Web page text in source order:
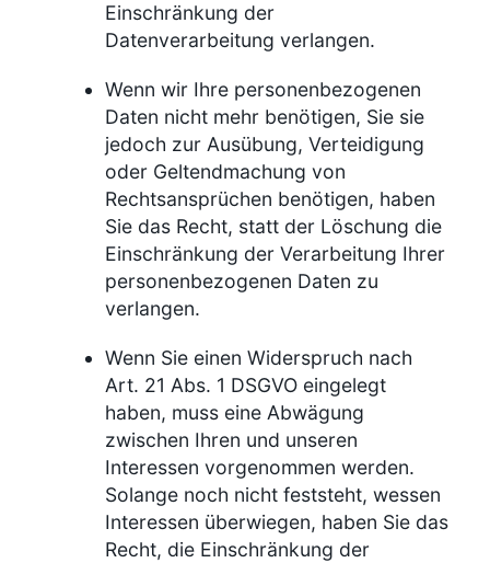
Einschränkung der
Datenverarbeitung verlangen.
Wenn wir Ihre personenbezogenen
Daten nicht mehr benötigen, Sie sie
jedoch zur Ausübung, Verteidigung
oder Geltendmachung von
Rechtsansprüchen benötigen, haben
Sie das Recht, statt der Löschung die
Einschränkung der Verarbeitung Ihrer
personenbezogenen Daten zu
verlangen.
Wenn Sie einen Widerspruch nach
Art. 21 Abs. 1 DSGVO eingelegt
haben, muss eine Abwägung
zwischen Ihren und unseren
Interessen vorgenommen werden.
Solange noch nicht feststeht, wessen
Interessen überwiegen, haben Sie das
Recht, die Einschränkung der